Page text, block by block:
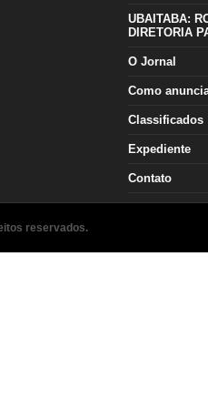
UBAITABA:
DIRETORIA
O Jornal
Como
Classificados
Expediente
Contato
reservados.